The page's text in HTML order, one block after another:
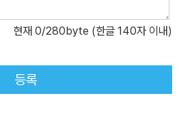
현재 0/280byte (한글 140자 이내)
등록